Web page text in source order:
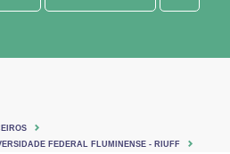
FEDERAL FLUMINENSE - RIUFF